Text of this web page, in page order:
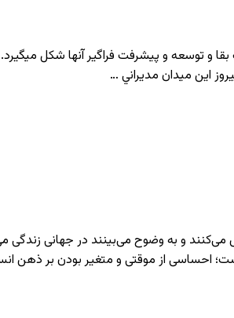
و توسعه و پيشرفت فراگير آنها شکل
اين ميدان مديراني …
و به وضوح می‌بینند در جهانی زندگی
احساسی از موقتی و متغیر بودن بر ذهن